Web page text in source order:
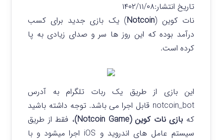
تاریخ انتشار:۱۴۰۲/۱۱/۰۸
نات کوین (Notcoin) یک بازی جدید برای کسب
درآمد بوده که این روز ها سر و صدای زیادی به پا
کرده است.
این بازی از طریق یک ربات تلگرام به آدرس
notcoin_bot قابل اجرا می باشد. توجه داشته باشید
که بازی نات کوین (Notcoin Game)
، فقط از طریق
سیستم عامل های اندروید و iOS اجرا میشود و با